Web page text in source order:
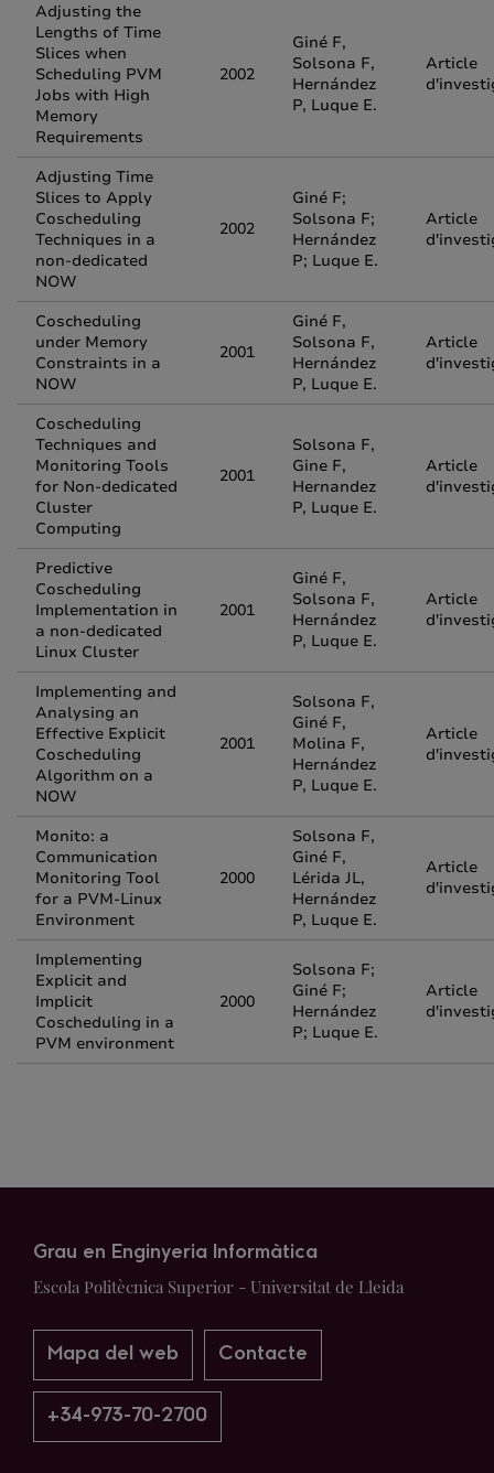
Adjusting the
Lengths of Time
Slices when
Scheduling PVM
Jobs with High
Memory
Requirements
2002
Giné F,
Solsona F,
Hernández
P, Luque E.
Article
Adjusting Time
Slices to Apply
Coscheduling
Techniques in a
non-dedicated
NOW
2002
Giné F;
Solsona F;
Hernández
P; Luque E.
Article
Coscheduling
under Memory
Constraints in a
NOW
2001
Giné F,
Solsona F,
Hernández
P, Luque E.
Article
Coscheduling
Techniques and
Monitoring Tools
for Non-dedicated
Cluster
Computing
2001
Solsona F,
Gine F,
Hernandez
P, Luque E.
Article
Predictive
Coscheduling
Implementation in
a non-dedicated
Linux Cluster
2001
Giné F,
Solsona F,
Hernández
P, Luque E.
Article
Implementing and
Analysing an
Effective Explicit
Coscheduling
Algorithm on a
NOW
2001
Solsona F,
Giné F,
Molina F,
Hernández
P, Luque E.
Article
Monito: a
Communication
Monitoring Tool
for a PVM-Linux
Environment
2000
Solsona F,
Giné F,
Lérida JL,
Hernández
P, Luque E.
Article
Implementing
Explicit and
Implicit
Coscheduling in a
PVM environment
2000
Solsona F;
Giné F;
Hernández
P; Luque E.
Article
Grau en Enginyeria Informàtica
Escola Politècnica Superior - Universitat de Lleida
Mapa del web Contacte
+34-973-70-2700